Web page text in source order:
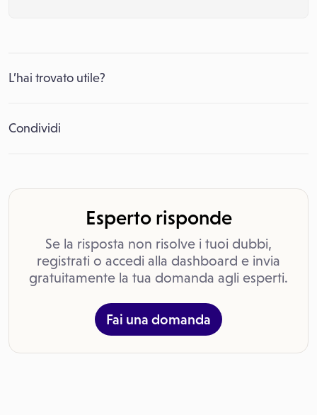
L’hai trovato utile?
Condividi
Esperto risponde
Se la risposta non risolve i tuoi dubbi,
registrati o accedi alla dashboard e invia
gratuitamente la tua domanda agli esperti.
Fai una domanda